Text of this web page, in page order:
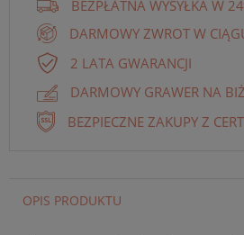
BEZPŁATNA WYSYŁKA W
DARMOWY ZWROT W
2 LATA GWARANCJI
DARMOWY GRAWER NA
BEZPIECZNE ZAKUPY Z
OPIS PRODUKTU